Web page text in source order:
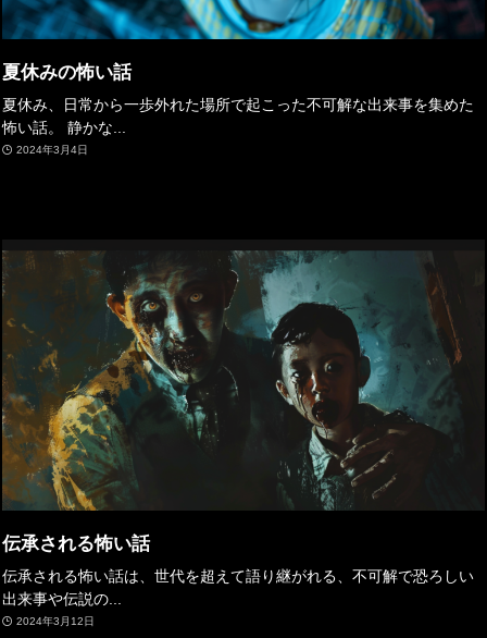
夏休みの怖い話
夏休み、日常から一歩外れた場所で起こった不可解な出来事を集めた
怖い話。 静かな...
2024年3月4日
伝承される怖い話
伝承される怖い話は、世代を超えて語り継がれる、不可解で恐ろしい
出来事や伝説の...
2024年3月12日